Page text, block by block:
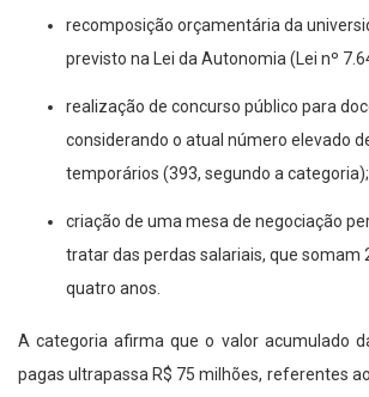
recomposição orçamentária da
previsto na Lei da Autonomia (Lei nº
realização de concurso público para
considerando o atual número elevado
temporários (393, segundo a categoria);
criação de uma mesa de negociação
tratar das perdas salariais, que somam
quatro anos.
A categoria afirma que o valor acumulado
pagas ultrapassa R$ 75 milhões, referentes